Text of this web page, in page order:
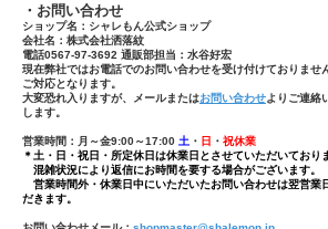
・お問い合わせ
ショップ名：シャレもん公式ショップ
会社名：株式会社洒落紋
電話0567-97-3692 通販部担当：水谷好宏
現在弊社ではお電話でのお問い合わせを受け付けておりませ
ご対応となります。
大変恐れ入りますが、メールまたはお問い合わせよりご連絡
します。
営業時間：月～金9:00～17:00 土 ・ 日 ・ 祝休業
＊土・日・祝日・所定休日は休業日とさせていただいており
混雑状況により返信にお時間を要する場合がございます。
営業時間外・休業日中にいただいたお問い合わせは翌営業
だきます。